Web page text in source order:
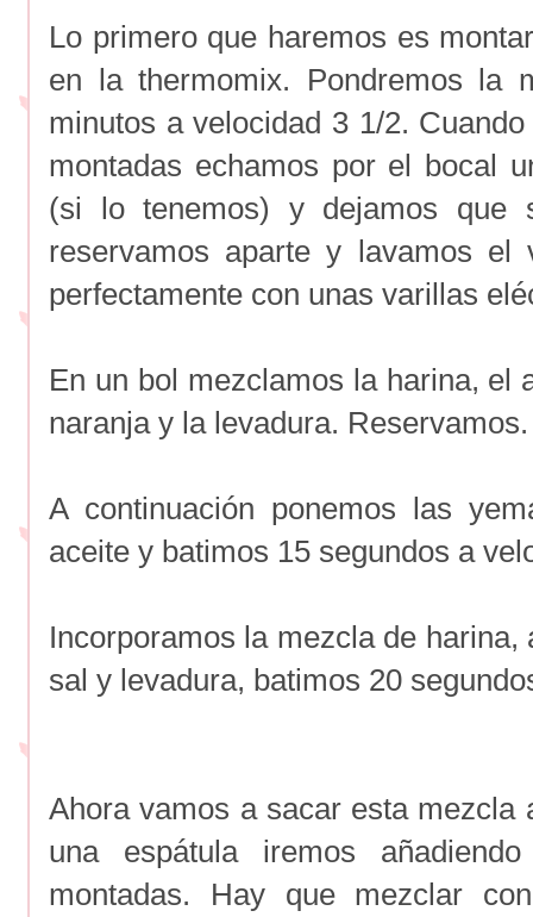
Lo primero que haremos es
en la thermomix. Pondremos la
minutos a velocidad 3 1/2.
montadas echamos por el bocal
(si lo tenemos) y dejamos que
reservamos aparte y lavamos el
perfectamente con unas varillas
En un bol mezclamos la harina, el
naranja y la levadura. Reservamos.
A continuación ponemos las
aceite y batimos 15 segundos a
Incorporamos la mezcla de
sal y levadura, batimos 20
Ahora vamos a sacar esta mezcla
una espátula iremos
montadas. Hay que mezclar